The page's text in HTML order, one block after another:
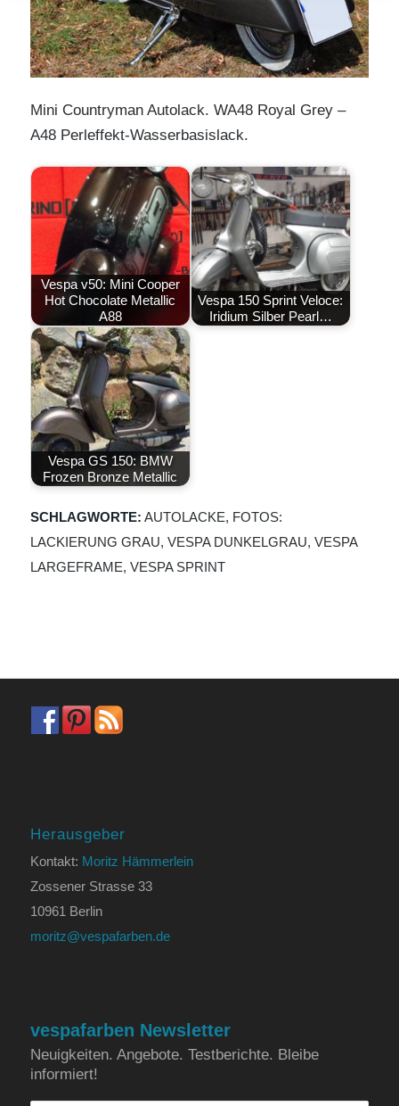
Mini Countryman Autolack. WA48 Royal Grey –
A48 Perleffekt-Wasserbasislack.
Vespa v50: Mini Cooper
Hot Chocolate Metallic
A88
Vespa 150 Sprint Veloce:
Iridium Silber Pearl…
Vespa GS 150: BMW
Frozen Bronze Metallic
SCHLAGWORTE: AUTOLACKE, FOTOS:
LACKIERUNG GRAU, VESPA DUNKELGRAU, VESPA
LARGEFRAME, VESPA SPRINT
Herausgeber
Kontakt: Moritz Hämmerlein
Zossener Strasse 33
10961 Berlin
moritz@vespafarben.de
vespafarben Newsletter
Neuigkeiten. Angebote. Testberichte. Bleibe
informiert!